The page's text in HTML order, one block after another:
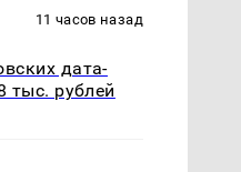
Как выглядит место
крушение вертолета на
11 часов назад
дата-
тыс. рублей